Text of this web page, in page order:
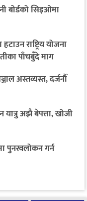
बोर्डको सिइओमा
राष्ट्रिय योजना
पाँचबुँदे माग
अस्तव्यस्त, दर्जनौँ
अझै बेपत्ता, खोजी
पुनरवलोकन गर्न